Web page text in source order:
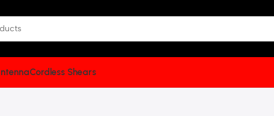
Cordless Shears